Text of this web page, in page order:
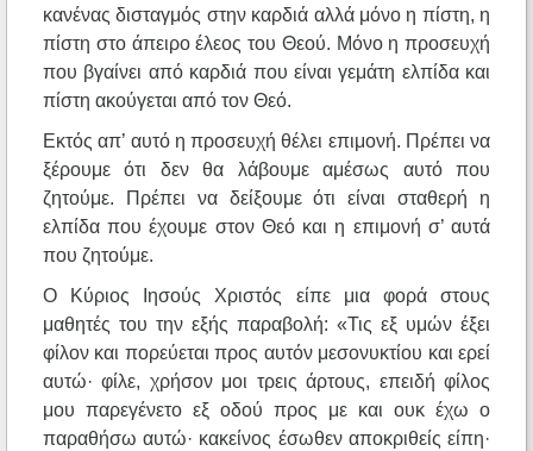
κανένας δισταγμός στην καρδιά αλλά μόνο η πίστη, η
πίστη στο άπειρο έλεος του Θεού. Μόνο η προσευχή
που βγαίνει από καρδιά που είναι γεμάτη ελπίδα και
πίστη ακούγεται από τον Θεό.
Εκτός απ’ αυτό η προσευχή θέλει επιμονή. Πρέπει να
ξέρουμε ότι δεν θα λάβουμε αμέσως αυτό που
ζητούμε. Πρέπει να δείξουμε ότι είναι σταθερή η
ελπίδα που έχουμε στον Θεό και η επιμονή σ’ αυτά
που ζητούμε.
Ο Κύριος Ιησούς Χριστός είπε μια φορά στους
μαθητές του την εξής παραβολή: «Τις εξ υμών έξει
φίλον και πορεύεται προς αυτόν μεσονυκτίου και ερεί
αυτώ· φίλε, χρήσον μοι τρεις άρτους, επειδή φίλος
μου παρεγένετο εξ οδού προς με και ουκ έχω ο
παραθήσω αυτώ· κακείνος έσωθεν αποκριθείς είπη·